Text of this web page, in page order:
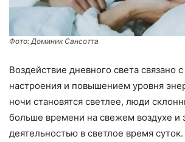
Фото: Доминик Сансотта
Воздействие дневного света связано
настроения и повышением уровня
ночи становятся светлее, люди
больше времени на свежем воздухе и
деятельностью в светлое время